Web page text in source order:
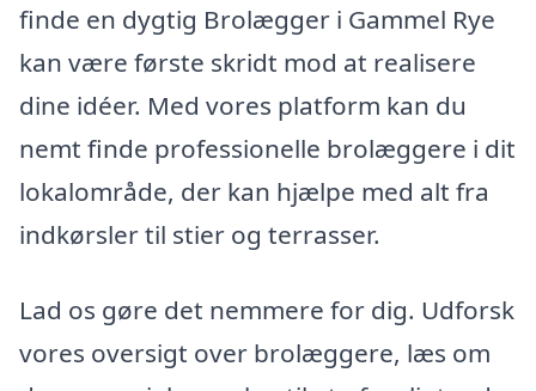
finde en dygtig Brolægger i Gammel Rye
kan være første skridt mod at realisere
dine idéer. Med vores platform kan du
nemt finde professionelle brolæggere i dit
lokalområde, der kan hjælpe med alt fra
indkørsler til stier og terrasser.
Lad os gøre det nemmere for dig. Udforsk
vores oversigt over brolæggere, læs om